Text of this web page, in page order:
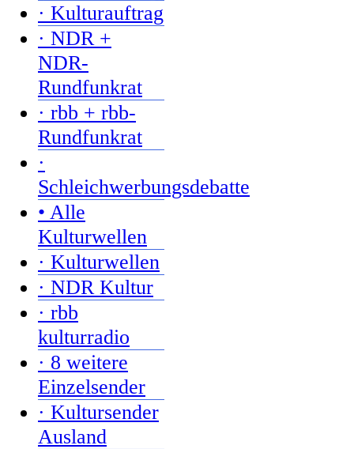
· Kulturauftrag
· NDR +
NDR-
Rundfunkrat
· rbb + rbb-
Rundfunkrat
·
Schleichwerbungsdebatte
• Alle
Kulturwellen
· Kulturwellen
· NDR Kultur
· rbb
kulturradio
· 8 weitere
Einzelsender
· Kultursender
Ausland